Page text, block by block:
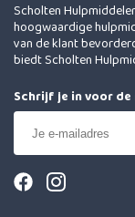
Scholten
hoogwaardige
van de klant
biedt Scholten
Schrijf je in voor